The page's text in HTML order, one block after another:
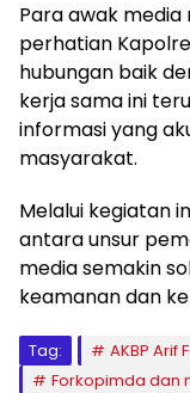
Para awak
perhatian
hubungan baik
kerja sama ini
informasi yang
masyarakat.
Melalui kegiatan
antara unsur
media semakin
keamanan dan
Tag:
AKBP Arif
Forkopimda dan